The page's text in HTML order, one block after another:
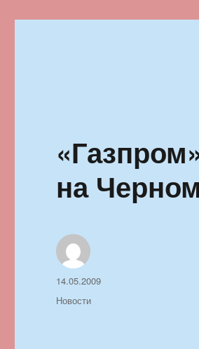
на
Автор
Опубликовано
14.05.2009
Рубрики
Новости